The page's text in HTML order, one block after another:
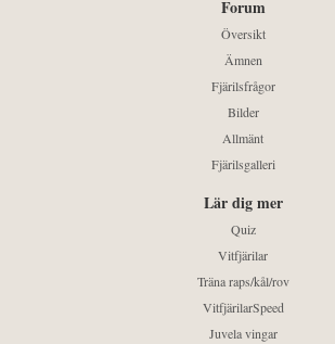
Forum
Översikt
Ämnen
Fjärilsfrågor
Bilder
Allmänt
Fjärilsgalleri
Lär dig mer
Quiz
Vitfjärilar
Träna raps/kål/rov
VitfjärilarSpeed
Juvela vingar